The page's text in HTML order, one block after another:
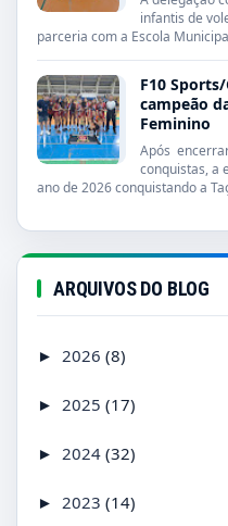
infantis de
parceria com a Escola
F10
campeão
Feminino
Após
conquistas, a
ano de 2026 conquistando a
ARQUIVOS DO BLOG
► 2026 (8)
► 2025 (17)
► 2024 (32)
► 2023 (14)